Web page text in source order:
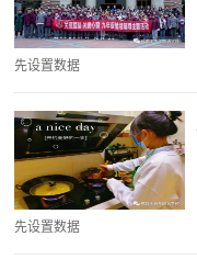
先设置数据
先设置数据